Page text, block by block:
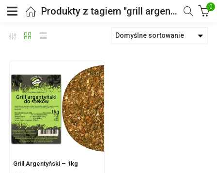
Produkty z tagiem "grill argentyński" 0
Domyślne sortowanie
Grill Argentyński – 1kg